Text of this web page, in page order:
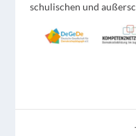
schulischen und